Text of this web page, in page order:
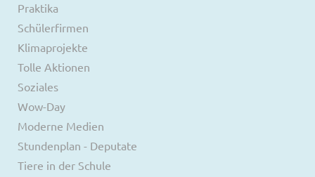
Praktika
Schülerfirmen
Klimaprojekte
Tolle Aktionen
Soziales
Wow-Day
Moderne Medien
Stundenplan - Deputate
Tiere in der Schule